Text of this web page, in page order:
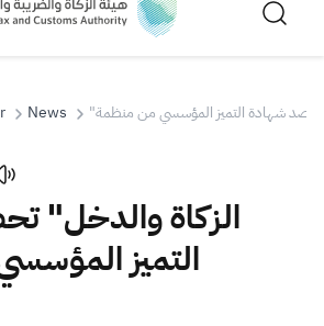
Search AI
News
التميز